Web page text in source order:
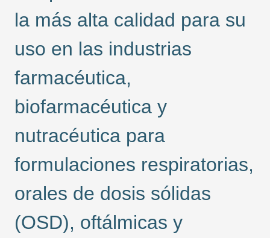
la más alta calidad para su
uso en las industrias
farmacéutica,
biofarmacéutica y
nutracéutica para
formulaciones respiratorias,
orales de dosis sólidas
(OSD), oftálmicas y